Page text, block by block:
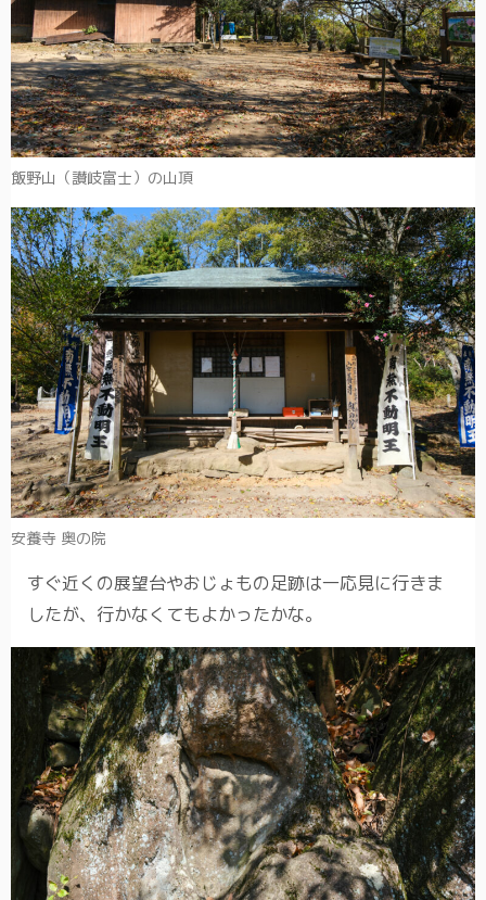
飯野山（讃岐富士）の山頂
安養寺 奥の院
すぐ近くの展望台やおじょもの足跡は一応見に行きま
したが、行かなくてもよかったかな。